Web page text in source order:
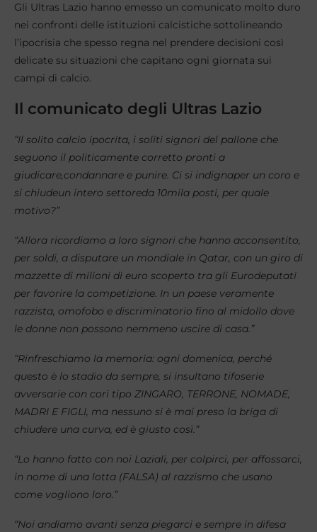
Gli Ultras Lazio hanno emesso un comunicato molto duro
nei confronti delle istituzioni calcistiche sottolineando
l’ipocrisia che spesso regna nel prendere decisioni così
delicate su situazioni che capitano ogni giornata sui
campi di calcio.
Il comunicato degli Ultras Lazio
“Il solito calcio ipocrita, i soliti signori del pallone che
seguono il politicamente corretto pronti a
giudicare,condannare e punire. Ci si indignaper un coro e
si chiudeun intero settoreda 10mila posti, per quale
motivo?”
“Allora ricordiamo a loro signori che hanno acconsentito,
per soldi, a disputare un mondiale in Qatar, con un giro di
mazzette di milioni di euro scoperto tra gli Eurodeputati
per favorire la competizione. In un paese veramente
razzista, omofobo e discriminatorio fino al midollo dove
le donne non possono nemmeno uscire di casa.”
“Rinfreschiamo la memoria: ogni domenica, perché
questo è lo stadio da sempre, si insultano tifoserie
avversarie con cori tipo ZINGARO, TERRONE, NOMADE,
MADRI E FIGLI, ma nessuno si è mai preso la briga di
chiudere una curva, ed è giusto così.”
“Lo hanno fatto con noi Laziali, per colpirci, per affossarci,
in nome di una lotta (FALSA) al razzismo che usano
come vogliono loro.”
“Noi andiamo avanti senza piegarci e sempre in difesa